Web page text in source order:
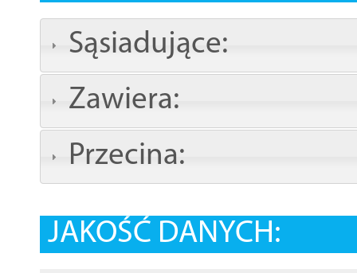
Sąsiadujące:
Zawiera:
Przecina:
JAKOŚĆ DANYCH: